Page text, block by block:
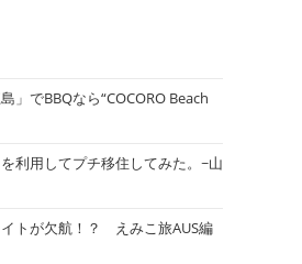
」でBBQなら“COCORO Beach
利用してプチ移住してみた。~山
トが欠航！？ えみこ旅AUS編